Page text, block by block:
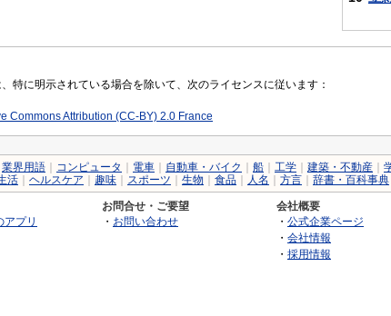
特に明示されている場合を除いて、次のライセンスに従います：
Commons Attribution (CC-BY) 2.0 France
業界用語 コンピュータ 電車 自動車・バイク 船 工学 建築・不動産
活 ヘルスケア 趣味 スポーツ 生物 食品 人名 方言 辞書・百科事典
アプリ
お問合せ・ご要望
・ お問い合わせ
会社概要
・ 公式企業ページ
・ 会社情報
・ 採用情報